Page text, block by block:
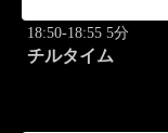
18:50-18:55 5分
チルタイム